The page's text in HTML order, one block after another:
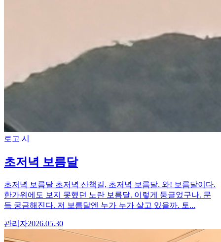
로고 시
초저녁 보름달
초저녁 보름달 초저녁 산책길, 초저녁 보름달. 와! 보름달이다.
한가위에도 보지 못했던 노란 보름달. 이렇게 둥글었구나. 문
득 궁금해진다. 저 보름달엔 누가 누가 살고 있을까. 토...
관리자2026.05.30